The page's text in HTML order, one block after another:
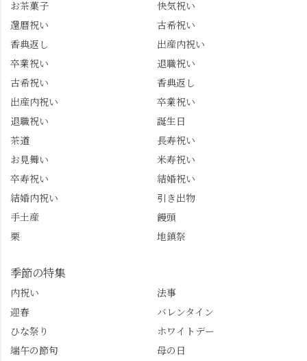
お茶菓子
快気祝い
還暦祝い
古希祝い
香典返し
出産内祝い
卒業祝い
退職祝い
古希祝い
香典返し
出産内祝い
卒業祝い
退職祝い
誕生日
茶道
長寿祝い
お見舞い
米寿祝い
卒寿祝い
結婚祝い
結婚内祝い
引き出物
手土産
饅頭
栗
地鎮祭
季節の特集
内祝い
法事
迎春
バレンタイン
ひな祭り
ホワイトデー
端午の節句
母の日